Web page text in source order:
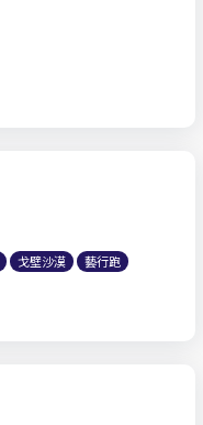
戈壁沙漠 藝行跑